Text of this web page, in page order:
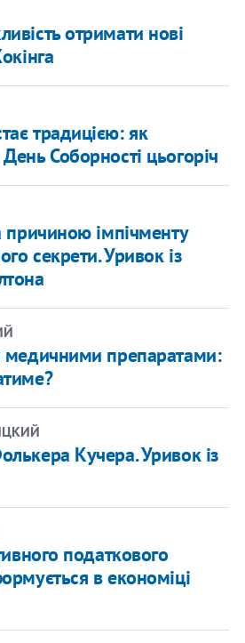
отримати нові
традицією: як
Соборності цьогоріч
причиною імпічменту
секрети. Уривок із
медичними препаратами:
Кучера. Уривок із
податкового
в економіці